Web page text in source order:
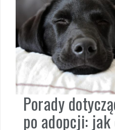
Porady
po adopcji: